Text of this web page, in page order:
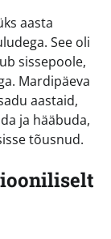
aasta
See oli
sissepoole,
Mardipäeva
aastaid,
ja hääbuda,
tõusnud.